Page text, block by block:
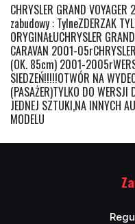
CHRYSLER GRAND
zabudowy : TylneZDERZAK
ORYGINAŁUCHRYSLER
CARAVAN 2001-
(OK. 85cm) 2001-
SIEDZEŃ!!!!!OTWÓR NA
(PASAŻER)TYLKO DO WERSJI
JEDNEJ SZTUKI,NA INNYCH
MODELU